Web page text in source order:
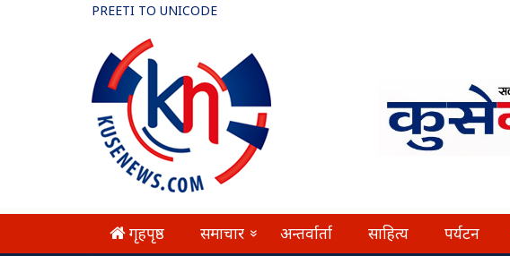
PREETI TO UNICODE
गृहपृष्ठ समाचार » अन्तर्वार्ता साहित्य पर्यटन